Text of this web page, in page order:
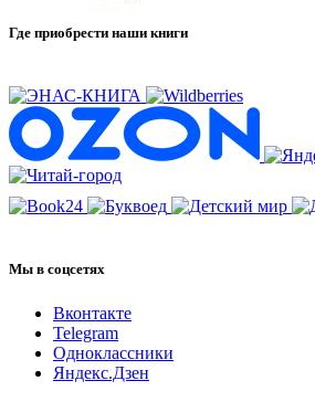
Где приобрести наши книги
Мы в соцсетях
Вконтакте
Telegram
Одноклассники
Яндекс.Дзен